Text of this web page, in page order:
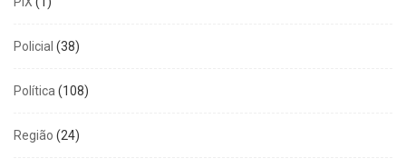
Policial (38)
Política(108)
Região (24)